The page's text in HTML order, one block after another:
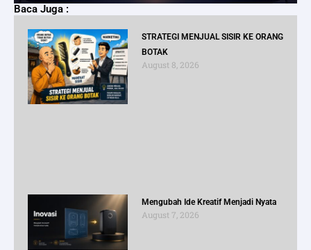
Baca Juga :
STRATEGI MENJUAL SISIR KE ORANG
BOTAK
August 8, 2026
Mengubah Ide Kreatif Menjadi Nyata
August 7, 2026